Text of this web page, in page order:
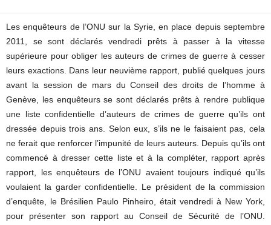
Les enquêteurs de l’ONU sur la Syrie, en place depuis septembre
2011, se sont déclarés vendredi prêts à passer à la vitesse
supérieure pour obliger les auteurs de crimes de guerre à cesser
leurs exactions. Dans leur neuvième rapport, publié quelques jours
avant la session de mars du Conseil des droits de l’homme à
Genève, les enquêteurs se sont déclarés prêts à rendre publique
une liste confidentielle d’auteurs de crimes de guerre qu’ils ont
dressée depuis trois ans. Selon eux, s’ils ne le faisaient pas, cela
ne ferait que renforcer l’impunité de leurs auteurs. Depuis qu’ils ont
commencé à dresser cette liste et à la compléter, rapport après
rapport, les enquêteurs de l’ONU avaient toujours indiqué qu’ils
voulaient la garder confidentielle. Le président de la commission
d’enquête, le Brésilien Paulo Pinheiro, était vendredi à New York,
pour présenter son rapport au Conseil de Sécurité de l’ONU.